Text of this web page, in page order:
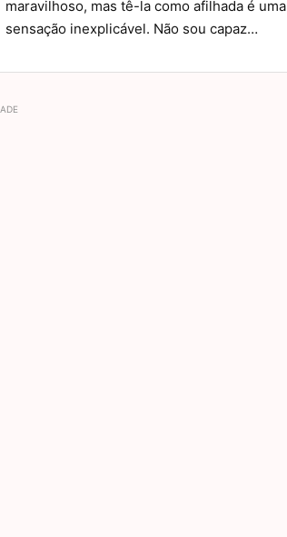
maravilhoso, mas tê-la como afilhada é uma
sensação inexplicável. Não sou capaz…